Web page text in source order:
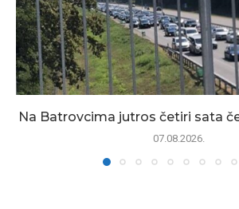
Na Batrovcima jutros četiri sata
07.08.2026.